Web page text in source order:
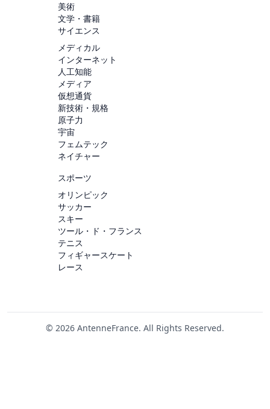
美術
文学・書籍
サイエンス
メディカル
インターネット
人工知能
メディア
仮想通貨
新技術・規格
原子力
宇宙
フェムテック
ネイチャー
スポーツ
オリンピック
サッカー
スキー
ツール・ド・フランス
テニス
フィギャースケート
レース
© 2026 AntenneFrance. All Rights Reserved.